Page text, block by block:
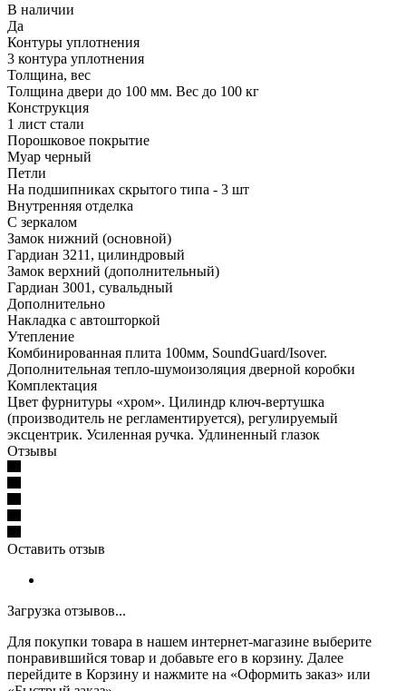
В наличии
Да
Контуры уплотнения
3 контура уплотнения
Толщина, вес
Толщина двери до 100 мм. Вес до 100 кг
Конструкция
1 лист стали
Порошковое покрытие
Муар черный
Петли
На подшипниках скрытого типа - 3 шт
Внутренняя отделка
С зеркалом
Замок нижний (основной)
Гардиан 3211, цилиндровый
Замок верхний (дополнительный)
Гардиан 3001, сувальдный
Дополнительно
Накладка с автошторкой
Утепление
Комбинированная плита 100мм, SoundGuard/Isover.
Дополнительная тепло-шумоизоляция дверной коробки
Комплектация
Цвет фурнитуры «хром». Цилиндр ключ-вертушка
(производитель не регламентируется), регулируемый
эксцентрик. Усиленная ручка. Удлиненный глазок
Отзывы
Оставить отзыв
Загрузка отзывов...
Для покупки товара в нашем интернет-магазине выберите
понравившийся товар и добавьте его в корзину. Далее
перейдите в Корзину и нажмите на «Оформить заказ» или